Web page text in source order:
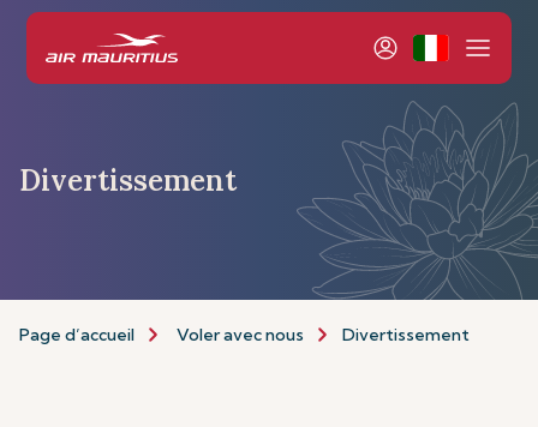
Divertissement
Page d’accueil Voler avec nous Divertissement